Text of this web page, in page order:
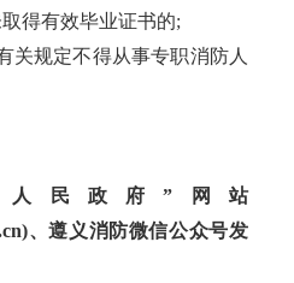
得有效毕业证书的;
关规定不得从事专职消防人
民政府”网站
、遵义消防微信公众号发